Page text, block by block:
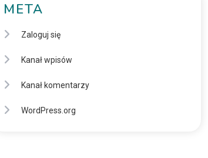
META
Zaloguj się
Kanał wpisów
Kanał komentarzy
WordPress.org